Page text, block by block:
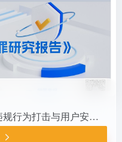
腾讯卫士是集网络违法违规行为打击与用户安全教育为一体的，公益性综合安全服务平台。愿景：打造严肃、便捷举报体系，成为全民共治的公益平台。依托腾讯在安全大数据、底层技术和海量用户优势，与政府、行业、民众共同构建新型网络安全治理模式，协同社会各界共筑清朗互联网环境。